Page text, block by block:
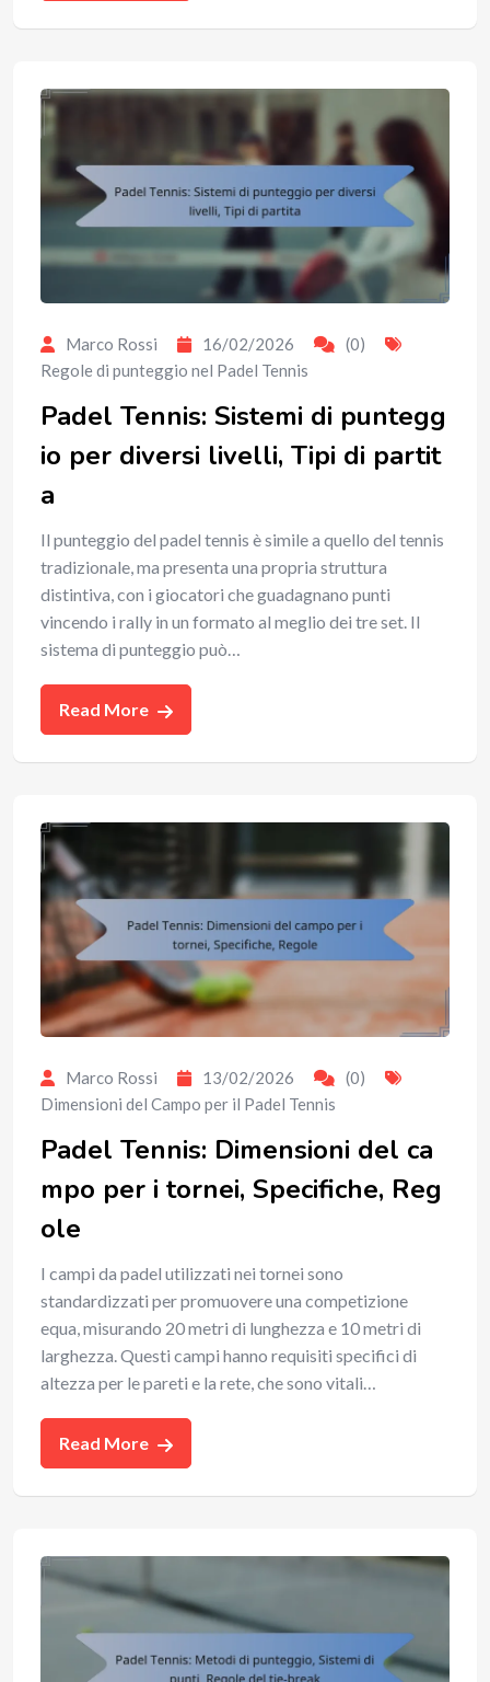
Marco Rossi 16/02/2026
(0)
Regole di punteggio nel Padel Tennis
Padel Tennis: Sistemi di puntegg
io per diversi livelli, Tipi di partit
a
Il punteggio del padel tennis è simile a quello del tennis
tradizionale, ma presenta una propria struttura
distintiva, con i giocatori che guadagnano punti
vincendo i rally in un formato al meglio dei tre set. Il
sistema di punteggio può…
Read More
Marco Rossi 13/02/2026
(0)
Dimensioni del Campo per il Padel Tennis
Padel Tennis: Dimensioni del ca
mpo per i tornei, Specifiche, Reg
ole
I campi da padel utilizzati nei tornei sono
standardizzati per promuovere una competizione
equa, misurando 20 metri di lunghezza e 10 metri di
larghezza. Questi campi hanno requisiti specifici di
altezza per le pareti e la rete, che sono vitali…
Read More